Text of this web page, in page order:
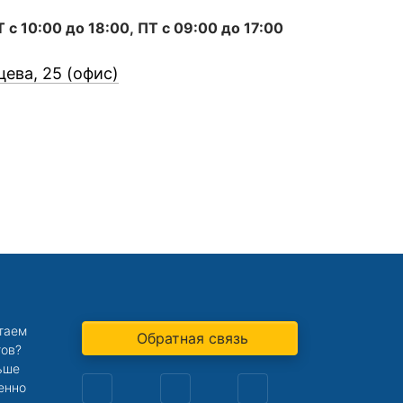
10:00 до 18:00, ПТ с 09:00 до 17:00
25 (офис)
Обратная связь